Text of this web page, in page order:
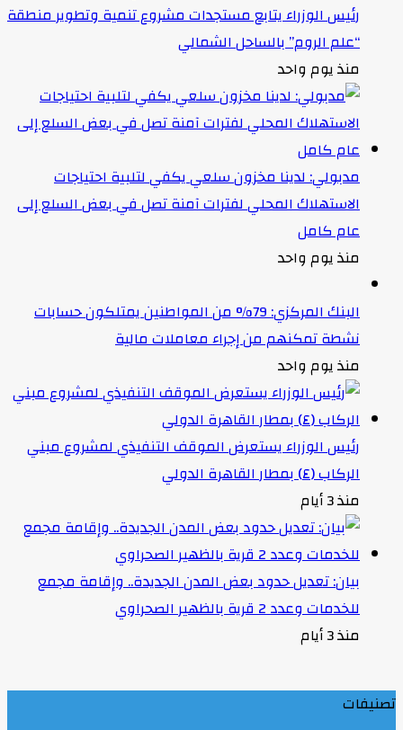
رئيس الوزراء يتابع مستجدات مشروع تنمية وتطوير منطقة
“علم الروم” بالساحل الشمالي
منذ يوم واحد
مدبولي: لدينا مخزون سلعي يكفي لتلبية احتياجات
الاستهلاك المحلي لفترات آمنة تصل في بعض السلع إلى
عام كامل
منذ يوم واحد
البنك المركزي: 79% من المواطنين يمتلكون حسابات
نشطة تمكنهم من إجراء معاملات مالية
منذ يوم واحد
رئيس الوزراء يستعرض الموقف التنفيذي لمشروع مبني
الركاب (٤) بمطار القاهرة الدولي
منذ 3 أيام
بيان: تعديل حدود بعض المدن الجديدة.. وإقامة مجمع
للخدمات وعدد 2 قرية بالظهير الصحراوي
منذ 3 أيام
تصنيفات